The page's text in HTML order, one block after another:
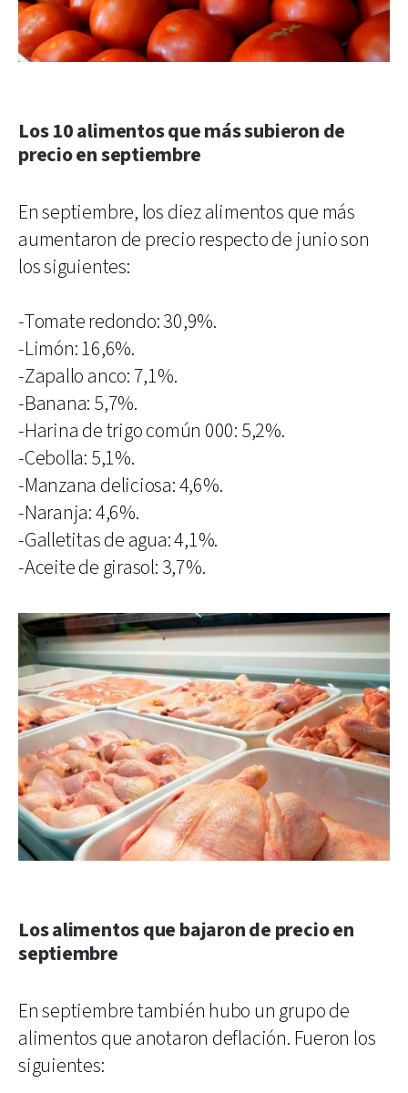
Los 10 alimentos que más subieron de
precio en septiembre
En septiembre, los diez alimentos que más
aumentaron de precio respecto de junio son
los siguientes:
-Tomate redondo: 30,9%.
-Limón: 16,6%.
-Zapallo anco: 7,1%.
-Banana: 5,7%.
-Harina de trigo común 000: 5,2%.
-Cebolla: 5,1%.
-Manzana deliciosa: 4,6%.
-Naranja: 4,6%.
-Galletitas de agua: 4,1%.
-Aceite de girasol: 3,7%.
Los alimentos que bajaron de precio en
septiembre
En septiembre también hubo un grupo de
alimentos que anotaron deflación. Fueron los
siguientes: